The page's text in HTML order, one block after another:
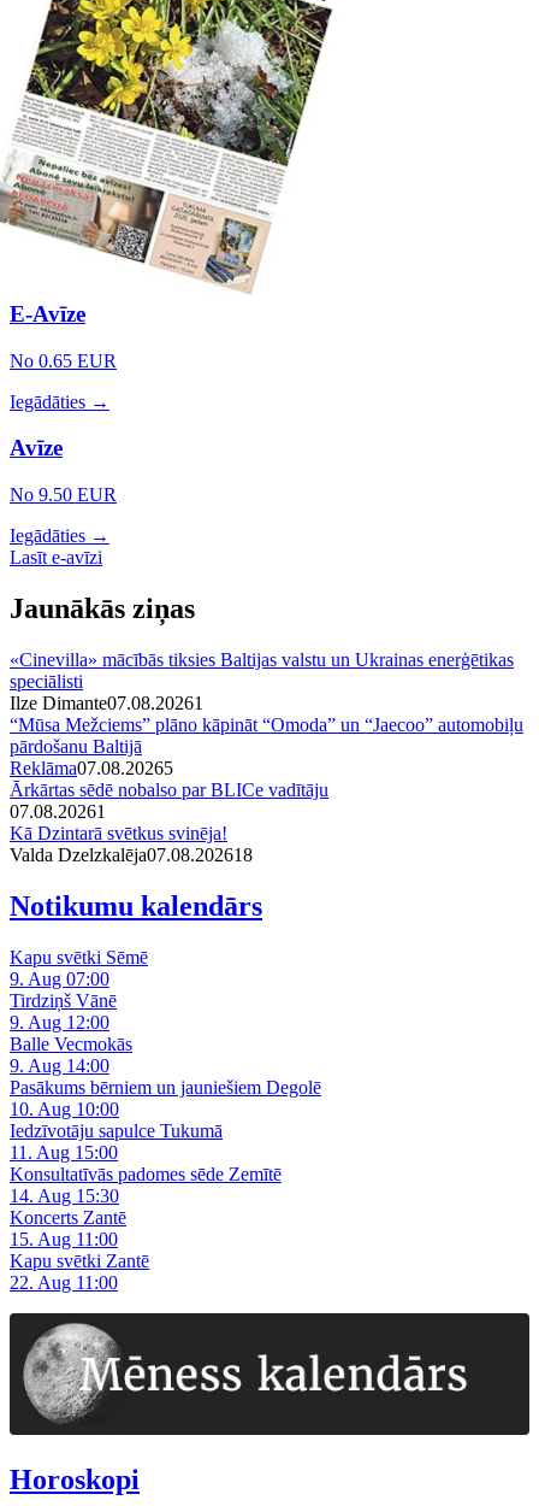
E-Avīze
No 0.65 EUR
Iegādāties →
Avīze
No 9.50 EUR
Iegādāties →
Lasīt e-avīzi
Jaunākās ziņas
«Cinevilla» mācībās tiksies Baltijas valstu un Ukrainas enerģētikas
speciālisti
Ilze Dimante07.08.20261
“Mūsa Mežciems” plāno kāpināt “Omoda” un “Jaecoo” automobiļu
pārdošanu Baltijā
Reklāma07.08.20265
Ārkārtas sēdē nobalso par BLICe vadītāju
07.08.20261
Kā Dzintarā svētkus svinēja!
Valda Dzelzkalēja07.08.202618
Notikumu kalendārs
Kapu svētki Sēmē
9. Aug 07:00
Tirdziņš Vānē
9. Aug 12:00
Balle Vecmokās
9. Aug 14:00
Pasākums bērniem un jauniešiem Degolē
10. Aug 10:00
Iedzīvotāju sapulce Tukumā
11. Aug 15:00
Konsultatīvās padomes sēde Zemītē
14. Aug 15:30
Koncerts Zantē
15. Aug 11:00
Kapu svētki Zantē
22. Aug 11:00
Horoskopi